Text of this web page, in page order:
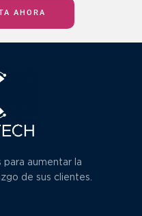
AHORA
para aumentar la
de sus clientes.